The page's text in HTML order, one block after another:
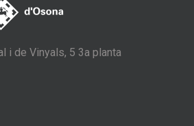
i de Vinyals, 5 3a planta